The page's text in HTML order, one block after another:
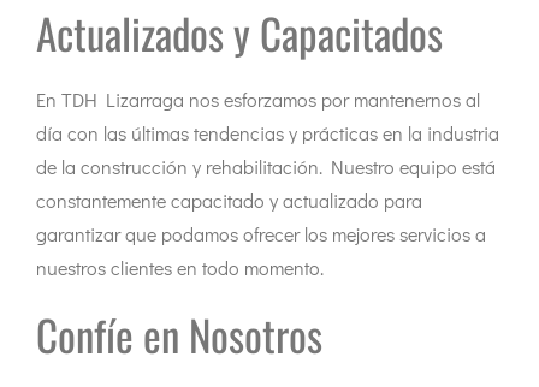
Actualizados y Capacitados
En TDH Lizarraga nos esforzamos por mantenernos al
día con las últimas tendencias y prácticas en la industria
de la construcción y rehabilitación. Nuestro equipo está
constantemente capacitado y actualizado para
garantizar que podamos ofrecer los mejores servicios a
nuestros clientes en todo momento.
Confíe en Nosotros